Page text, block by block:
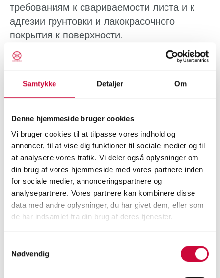
Samtykke Detaljer Om
Denne hjemmeside bruger cookies
Vi bruger cookies til at tilpasse vores indhold og
annoncer, til at vise dig funktioner til sociale medier og til
at analysere vores trafik. Vi deler også oplysninger om
din brug af vores hjemmeside med vores partnere inden
for sociale medier, annonceringspartnere og
analysepartnere. Vores partnere kan kombinere disse
data med andre oplysninger, du har givet dem, eller som
de har indsamlet fra din brug af deres tjenester.
Nødvendig
требованиям к свариваемости листа и к
адгезии грунтовки и лакокрасочного
покрытия к поверхности.
Собственное производство – готовые
из черных металлов
части подвергаются комплексной
обработке поверхности, что обеспечивает
идеальную подготовку для дальнейшей
обработки.
Что включает в себя обработка
поверхности наших сборных/соединенных
сваркой частей из черных металлов:
Обезжиривание и циркониевая
Промывка - деминерализованная вода